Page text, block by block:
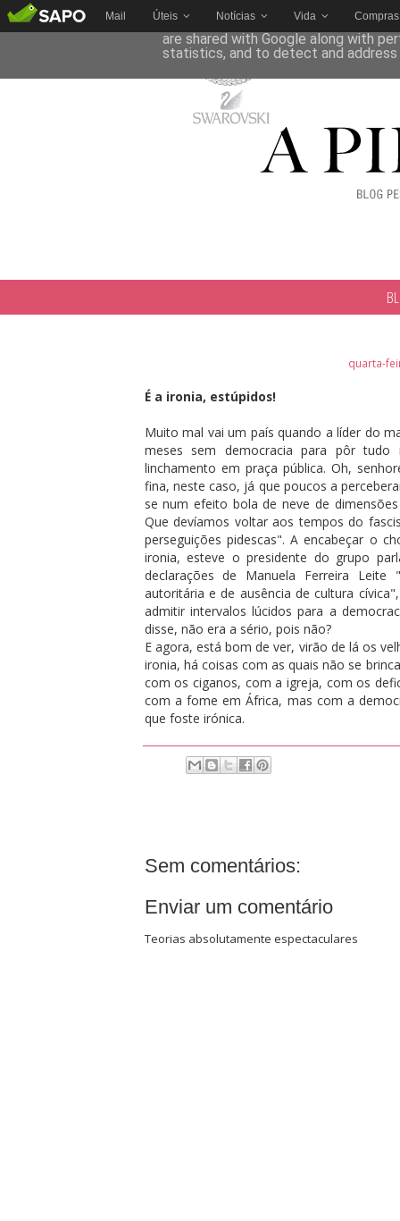
Mail Úteis Notícias Vida Compras
quarta-
É a ironia, estúpidos!
Muito mal vai um país quando a líder do
meses sem democracia para pôr
linchamento em praça pública. Oh,
fina, neste caso, já que poucos a
se num efeito bola de neve de
Que devíamos voltar aos tempos do
perseguições pidescas". A encabeçar o
ironia, esteve o presidente do grupo
declarações de Manuela Ferreira Leite
autoritária e de ausência de cultura
admitir intervalos lúcidos para a
disse, não era a sério, pois não?
E agora, está bom de ver, virão de lá os
ironia, há coisas com as quais não se
com os ciganos, com a igreja, com os
com a fome em África, mas com a
que foste irónica.
Sem comentários:
Enviar um comentário
Teorias absolutamente espectaculares
This site uses cookies from Google
are shared with Google along with
statistics, and to detect and address